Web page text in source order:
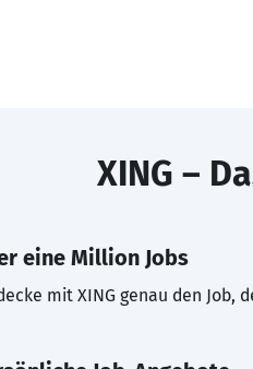
XING –
eine Million Jobs
mit XING genau den Job,